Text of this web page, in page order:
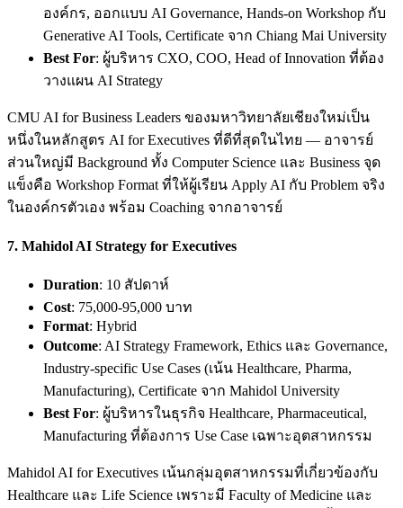
องค์กร, ออกแบบ AI Governance, Hands-on Workshop กับ
Generative AI Tools, Certificate จาก Chiang Mai University
Best For: ผู้บริหาร CXO, COO, Head of Innovation ที่ต้อง
วางแผน AI Strategy
CMU AI for Business Leaders ของมหาวิทยาลัยเชียงใหม่เป็น
หนึ่งในหลักสูตร AI for Executives ที่ดีที่สุดในไทย — อาจารย์
ส่วนใหญ่มี Background ทั้ง Computer Science และ Business จุด
แข็งคือ Workshop Format ที่ให้ผู้เรียน Apply AI กับ Problem จริง
ในองค์กรตัวเอง พร้อม Coaching จากอาจารย์
7. Mahidol AI Strategy for Executives
Duration: 10 สัปดาห์
Cost: 75,000-95,000 บาท
Format: Hybrid
Outcome: AI Strategy Framework, Ethics และ Governance,
Industry-specific Use Cases (เน้น Healthcare, Pharma,
Manufacturing), Certificate จาก Mahidol University
Best For: ผู้บริหารในธุรกิจ Healthcare, Pharmaceutical,
Manufacturing ที่ต้องการ Use Case เฉพาะอุตสาหกรรม
Mahidol AI for Executives เน้นกลุ่มอุตสาหกรรมที่เกี่ยวข้องกับ
Healthcare และ Life Science เพราะมี Faculty of Medicine และ